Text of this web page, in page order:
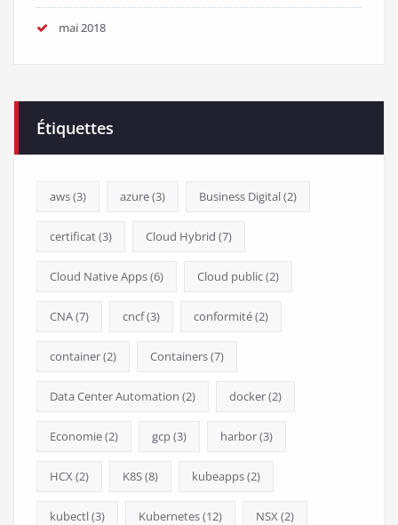
mai 2018
Étiquettes
aws(3) azure(3) Business Digital(2)
certificat(3) Cloud Hybrid (7)
Cloud Native Apps(6) Cloud public(2)
CNA(7) cncf(3) conformité(2)
container(2) Containers(7)
Data Center Automation (2) docker(2)
Economie(2) gcp(3) harbor(3)
HCX(2) K8S(8) kubeapps(2)
kubectl(3) Kubernetes(12) NSX(2)